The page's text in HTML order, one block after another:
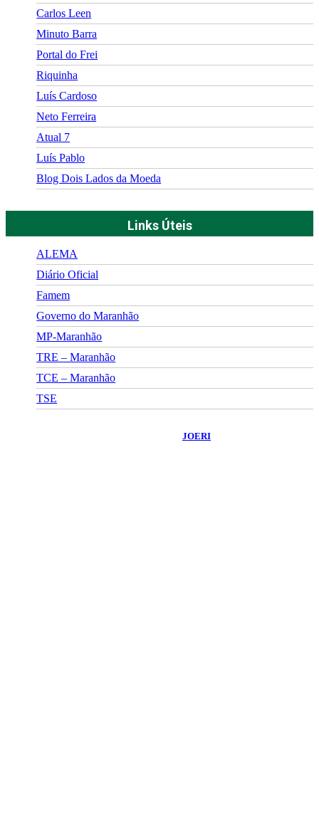
Carlos Leen
Minuto Barra
Portal do Frei
Riquinha
Luís Cardoso
Neto Ferreira
Atual 7
Luís Pablo
Blog Dois Lados da Moeda
Links Úteis
ALEMA
Diário Oficial
Famem
Governo do Maranhão
MP-Maranhão
TRE – Maranhão
TCE – Maranhão
TSE
JOERI